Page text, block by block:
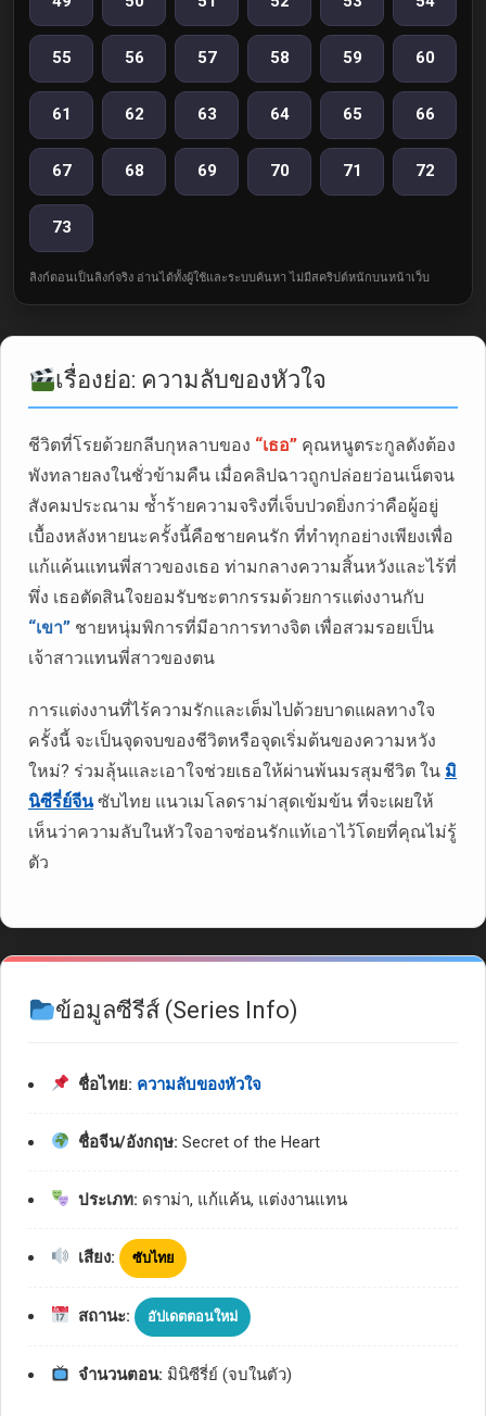
55 56 57 58 59 60
61 62 63 64 65 66
67 68 69 70 71 72
73
ลิงก์ตอนเป็นลิงก์จริง อ่านได้ทั้งผู้ใช้และระบบค้นหา ไม่มีสคริปต์หนักบนหน้าเว็บ
เรื่องย่อ: ความลับของหัวใจ
ชีวิตที่โรยด้วยกลีบกุหลาบของ “เธอ” คุณหนูตระกูลดังต้อง
พังทลายลงในชั่วข้ามคืน เมื่อคลิปฉาวถูกปล่อยว่อนเน็ตจน
สังคมประณาม ซ้ำร้ายความจริงที่เจ็บปวดยิ่งกว่าคือผู้อยู่
เบื้องหลังหายนะครั้งนี้คือชายคนรัก ที่ทำทุกอย่างเพียงเพื่อ
แก้แค้นแทนพี่สาวของเธอ ท่ามกลางความสิ้นหวังและไร้ที่
พึ่ง เธอตัดสินใจยอมรับชะตากรรมด้วยการแต่งงานกับ
“เขา” ชายหนุ่มพิการที่มีอาการทางจิต เพื่อสวมรอยเป็น
เจ้าสาวแทนพี่สาวของตน
การแต่งงานที่ไร้ความรักและเต็มไปด้วยบาดแผลทางใจ
ครั้งนี้ จะเป็นจุดจบของชีวิตหรือจุดเริ่มต้นของความหวัง
ใหม่? ร่วมลุ้นและเอาใจช่วยเธอให้ผ่านพ้นมรสุมชีวิต ใน มิ
นิซีรี่ย์จีนซับไทย แนวเมโลดราม่าสุดเข้มข้น ที่จะเผยให้
เห็นว่าความลับในหัวใจอาจซ่อนรักแท้เอาไว้โดยที่คุณไม่รู้
ตัว
ข้อมูลซีรีส์ (Series Info)
ชื่อไทย: ความลับของหัวใจ
ชื่อจีน/อังกฤษ: Secret of the Heart
ประเภท: ดราม่า, แก้แค้น, แต่งงานแทน
เสียง: ซับไทย
สถานะ: อัปเดตตอนใหม่
จำนวนตอน: มินิซีรี่ย์ (จบในตัว)